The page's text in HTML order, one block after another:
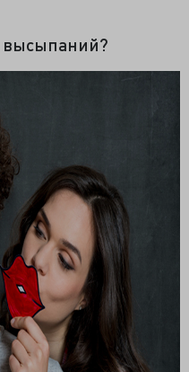
высыпаний?